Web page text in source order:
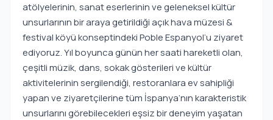
atölyelerinin, sanat eserlerinin ve geleneksel kültür
unsurlarının bir araya getirildiği açık hava müzesi &
festival köyü konseptindeki Poble Espanyol’u ziyaret
ediyoruz. Yıl boyunca günün her saati hareketli olan,
çeşitli müzik, dans, sokak gösterileri ve kültür
aktivitelerinin sergilendiği, restoranlara ev sahipliği
yapan ve ziyaretçilerine tüm İspanya’nın karakteristik
unsurlarını görebilecekleri eşsiz bir deneyim yaşatan